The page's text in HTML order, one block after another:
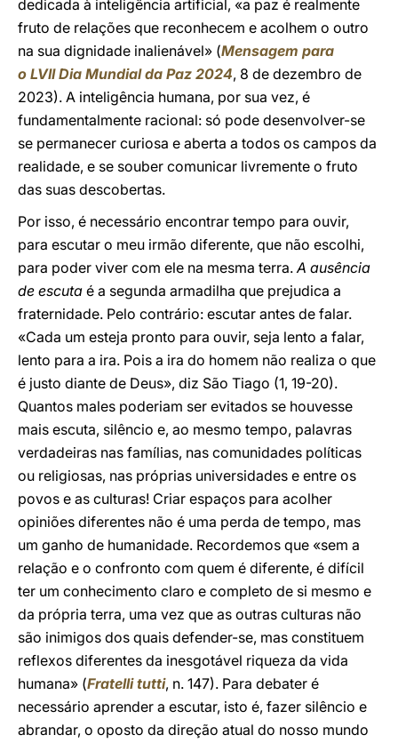
dedicada à inteligência artificial, «a paz é realmente
fruto de relações que reconhecem e acolhem o outro
na sua dignidade inalienável» (Mensagem para
o LVII Dia Mundial da Paz 2024, 8 de dezembro de
2023). A inteligência humana, por sua vez, é
fundamentalmente racional: só pode desenvolver-se
se permanecer curiosa e aberta a todos os campos da
realidade, e se souber comunicar livremente o fruto
das suas descobertas.
Por isso, é necessário encontrar tempo para ouvir,
para escutar o meu irmão diferente, que não escolhi,
para poder viver com ele na mesma terra.A ausência
de escuta é a segunda armadilha que prejudica a
fraternidade. Pelo contrário: escutar antes de falar.
«Cada um esteja pronto para ouvir, seja lento a falar,
lento para a ira. Pois a ira do homem não realiza o que
é justo diante de Deus», diz São Tiago (1, 19-20).
Quantos males poderiam ser evitados se houvesse
mais escuta, silêncio e, ao mesmo tempo, palavras
verdadeiras nas famílias, nas comunidades políticas
ou religiosas, nas próprias universidades e entre os
povos e as culturas! Criar espaços para acolher
opiniões diferentes não é uma perda de tempo, mas
um ganho de humanidade. Recordemos que «sem a
relação e o confronto com quem é diferente, é difícil
ter um conhecimento claro e completo de si mesmo e
da própria terra, uma vez que as outras culturas não
são inimigos dos quais defender-se, mas constituem
reflexos diferentes da inesgotável riqueza da vida
humana» (Fratelli tutti, n. 147). Para debater é
necessário aprender a escutar, isto é, fazer silêncio e
abrandar, o oposto da direção atual do nosso mundo